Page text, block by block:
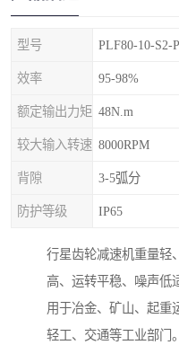
型号 PLF80-10-S2-
效率 95-98%
额定输出力矩 48N.m
较大输入转速 8000RPM
背隙 3-5弧分
防护等级 IP65
行星齿轮减速机重量轻
高、运转平稳、噪声低
用于冶金、矿山、起重
轻工、交通等工业部门。